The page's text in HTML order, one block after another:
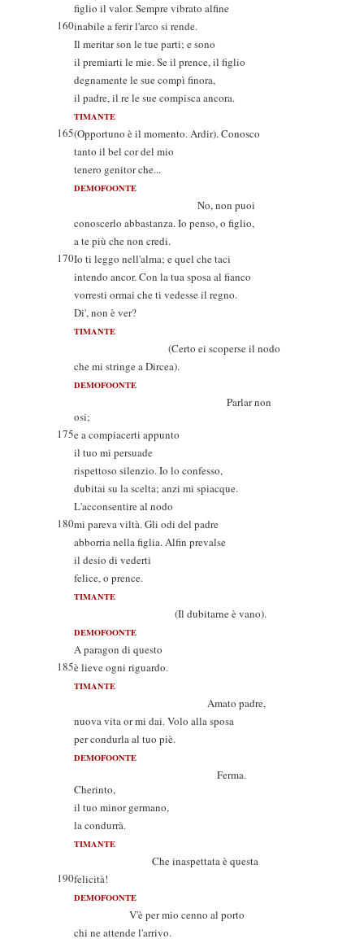
figlio il valor. Sempre vibrato alfine
160inabile a ferir l'arco si rende.
Il meritar son le tue parti; e sono
il premiarti le mie. Se il prence, il figlio
degnamente le sue compì finora,
il padre, il re le sue compisca ancora.
TIMANTE
165(Opportuno è il momento. Ardir). Conosco
tanto il bel cor del mio
tenero genitor che...
DEMOFOONTE
No, non puoi
conoscerlo abbastanza. Io penso, o figlio,
a te più che non credi.
170Io ti leggo nell'alma; e quel che taci
intendo ancor. Con la tua sposa al fianco
vorresti ormai che ti vedesse il regno.
Di', non è ver?
TIMANTE
(Certo ei scoperse il nodo
che mi stringe a Dircea).
DEMOFOONTE
Parlar non
osi;
175e a compiacerti appunto
il tuo mi persuade
rispettoso silenzio. Io lo confesso,
dubitai su la scelta; anzi mi spiacque.
L'acconsentire al nodo
180mi pareva viltà. Gli odi del padre
abborria nella figlia. Alfin prevalse
il desio di vederti
felice, o prence.
TIMANTE
(Il dubitarne è vano).
DEMOFOONTE
A paragon di questo
185è lieve ogni riguardo.
TIMANTE
Amato padre,
nuova vita or mi dai. Volo alla sposa
per condurla al tuo piè.
DEMOFOONTE
Ferma.
Cherinto,
il tuo minor germano,
la condurrà.
TIMANTE
Che inaspettata è questa
190felicità!
DEMOFOONTE
V'è per mio cenno al porto
chi ne attende l'arrivo.